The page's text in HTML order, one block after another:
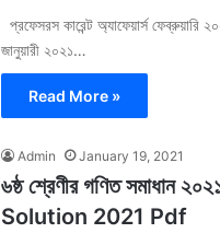
প্রফেসরস কারেন্ট অ্যাফেয়ার্স
জানুয়ারী ২০২১…
Read More »
Admin January 19, 2021
৬ষ্ঠ শ্রেণীর গণিত
Solution 2021 Pdf